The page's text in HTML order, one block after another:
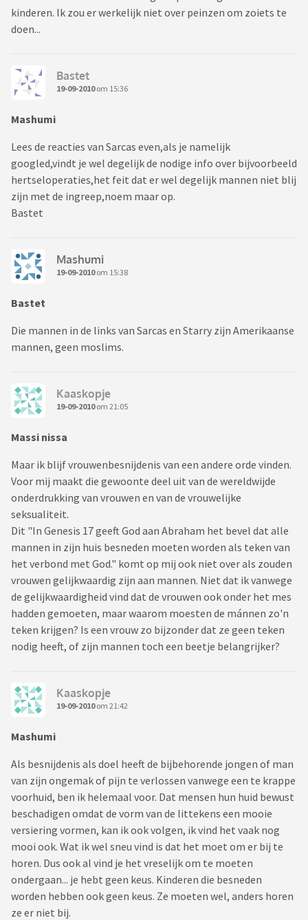
kinderen. Ik zou er werkelijk niet over peinzen om zoiets te
doen...
Bastet
19-09-2010om 15:36
Mashumi
Lees de reacties van Sarcas even,als je namelijk
googled,vindt je wel degelijk de nodige info over bijvoorbeeld
hertseloperaties,het feit dat er wel degelijk mannen niet blij
zijn met de ingreep,noem maar op.
Bastet
Mashumi
19-09-2010om 15:38
Bastet
Die mannen in de links van Sarcas en Starry zijn Amerikaanse
mannen, geen moslims.
Kaaskopje
19-09-2010om 21:05
Massi nissa
Maar ik blijf vrouwenbesnijdenis van een andere orde vinden.
Voor mij maakt die gewoonte deel uit van de wereldwijde
onderdrukking van vrouwen en van de vrouwelijke
seksualiteit.
Dit "In Genesis 17 geeft God aan Abraham het bevel dat alle
mannen in zijn huis besneden moeten worden als teken van
het verbond met God." komt op mij ook niet over als zouden
vrouwen gelijkwaardig zijn aan mannen. Niet dat ik vanwege
de gelijkwaardigheid vind dat de vrouwen ook onder het mes
hadden gemoeten, maar waarom moesten de mánnen zo'n
teken krijgen? Is een vrouw zo bijzonder dat ze geen teken
nodig heeft, of zijn mannen toch een beetje belangrijker?
Kaaskopje
19-09-2010om 21:42
Mashumi
Als besnijdenis als doel heeft de bijbehorende jongen of man
van zijn ongemak of pijn te verlossen vanwege een te krappe
voorhuid, ben ik helemaal voor. Dat mensen hun huid bewust
beschadigen omdat de vorm van de littekens een mooie
versiering vormen, kan ik ook volgen, ik vind het vaak nog
mooi ook. Wat ik wel sneu vind is dat het moet om er bij te
horen. Dus ook al vind je het vreselijk om te moeten
ondergaan... je hebt geen keus. Kinderen die besneden
worden hebben ook geen keus. Ze moeten wel, anders horen
ze er niet bij.